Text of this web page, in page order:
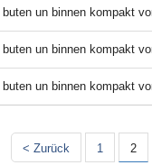
buten un binnen kompakt
buten un binnen kompakt
buten un binnen kompakt
< Zurück 1 2